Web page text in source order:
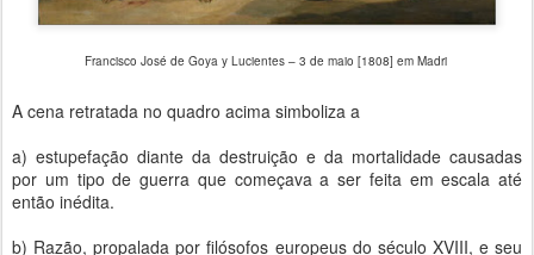
Francisco José de Goya y Lucientes – 3 de maio [1808] em Madri
A cena retratada no quadro acima simboliza a
a) estupefação diante da destruição e da mortalidade causadas
por um tipo de guerra que começava a ser feita em escala até
então inédita.
b) Razão, propalada por filósofos europeus do século XVIII, e seu